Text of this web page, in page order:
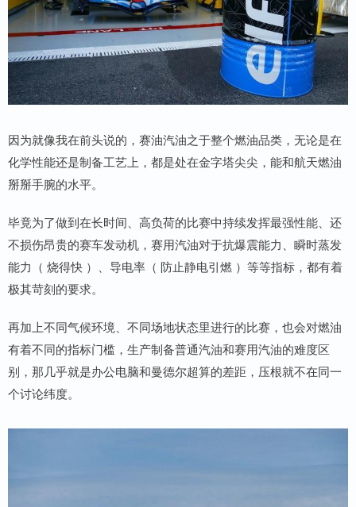
因为就像我在前头说的，赛油汽油之于整个燃油品类，无论是在
化学性能还是制备工艺上，都是处在金字塔尖尖，能和航天燃油
掰掰手腕的水平。
毕竟为了做到在长时间、高负荷的比赛中持续发挥最强性能、还
不损伤昂贵的赛车发动机，赛用汽油对于抗爆震能力、瞬时蒸发
能力（ 烧得快 ）、导电率（ 防止静电引燃 ）等等指标，都有着
极其苛刻的要求。
再加上不同气候环境、不同场地状态里进行的比赛，也会对燃油
有着不同的指标门槛，生产制备普通汽油和赛用汽油的难度区
别，那几乎就是办公电脑和曼德尔超算的差距，压根就不在同一
个讨论纬度。